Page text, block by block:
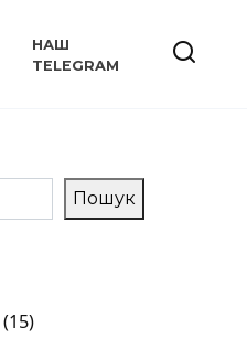
НАШ
TELEGRAM
Пошук
(15)